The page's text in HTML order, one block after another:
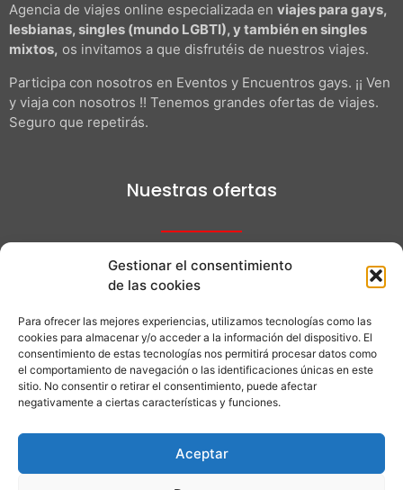
Gestionar el consentimiento
de las cookies
Para ofrecer las mejores experiencias, utilizamos tecnologías como las
cookies para almacenar y/o acceder a la información del dispositivo. El
consentimiento de estas tecnologías nos permitirá procesar datos como
el comportamiento de navegación o las identificaciones únicas en este
sitio. No consentir o retirar el consentimiento, puede afectar
negativamente a ciertas características y funciones.
Aceptar
Agencia de viajes online especializada en viajes para gays,
lesbianas, singles (mundo LGBTI), y también en singles
mixtos, os invitamos a que disfrutéis de nuestros viajes.
Participa con nosotros en Eventos y Encuentros gays. ¡¡ Ven
y viaja con nosotros !! Tenemos grandes ofertas de viajes.
Seguro que repetirás.
Nuestras ofertas
¿Quieres saber más de nuestros viajes?
+34 608 63 02 20
+34 608630220
info@gaysliving.com